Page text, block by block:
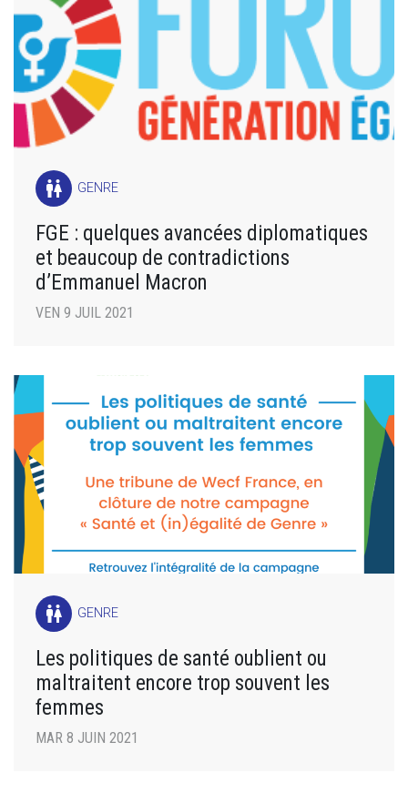
wc GENRE
FGE : quelques avancées diplomatiques
et beaucoup de contradictions
d’Emmanuel Macron
VEN 9 JUIL 2021
wc GENRE
Les politiques de santé oublient ou
maltraitent encore trop souvent les
femmes
MAR 8 JUIN 2021